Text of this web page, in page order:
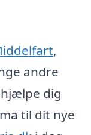
,
andre
dig
til dit nye